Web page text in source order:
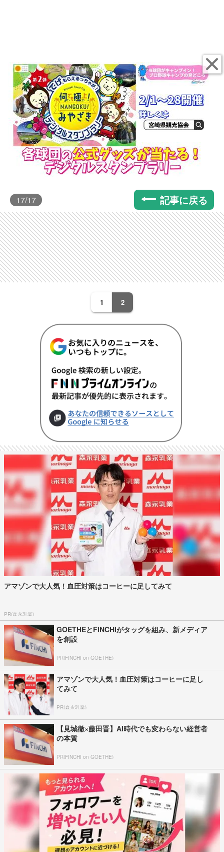
17/17 記事に戻る
1 2
アマゾンで大人気！血圧対策はコーヒーに足してみて
PR(森永乳業)
GOETHEとFINCHIがタッグを組み、新メディア
を創設
PR(FINCHI on GOETHE)
アマゾンで大人気！血圧対策はコーヒーに足し
てみて
PR(森永乳業)
【見城徹×藤田晋】AI時代でも変わらない経営者
の本質
PR(FINCHI on GOETHE)